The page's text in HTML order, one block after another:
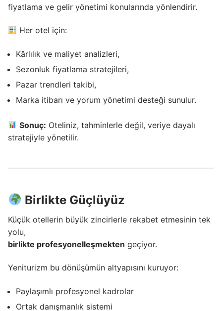
fiyatlama ve gelir yönetimi konularında yönlendirir.
Her otel için:
Kârlılık ve maliyet analizleri,
Sezonluk fiyatlama stratejileri,
Pazar trendleri takibi,
Marka itibarı ve yorum yönetimi desteği sunulur.
Sonuç: Oteliniz, tahminlerle değil, veriye dayalı
stratejiyle yönetilir.
Birlikte Güçlüyüz
Küçük otellerin büyük zincirlerle rekabet etmesinin tek
yolu,
birlikte profesyonelleşmekten geçiyor.
Yeniturizm bu dönüşümün altyapısını kuruyor:
Paylaşımlı profesyonel kadrolar
Ortak danışmanlık sistemi